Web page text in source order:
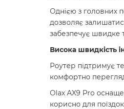
Однією з головних
дозволяє
забезпечує швидке
Висока швидкість
Роутер підтримує
комфортно
Olax AX9 Pro
корисно для